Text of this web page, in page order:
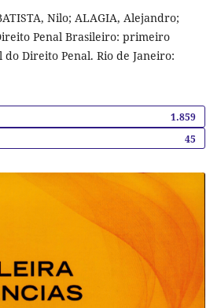
Nilo; ALAGIA, Alejandro;
Penal Brasileiro: primeiro
Direito Penal. Rio de Janeiro:
1.859
45